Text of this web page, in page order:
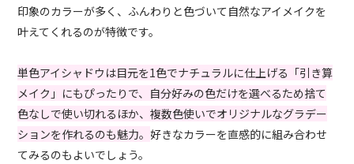
印象のカラーが多く、ふんわりと色づいて自然なアイメイクを
叶えてくれるのが特徴です。
単色アイシャドウは目元を1色でナチュラルに仕上げる「引き算
メイク」にもぴったりで、自分好みの色だけを選べるため捨て
色なしで使い切れるほか、複数色使いでオリジナルなグラデー
ションを作れるのも魅力。好きなカラーを直感的に組み合わせ
てみるのもよいでしょう。